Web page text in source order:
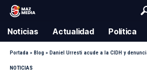
Noticias Actualidad Política
Portada » Blog » Daniel Urresti acude a la CIDH y denuncia vulneración de
NOTICIAS